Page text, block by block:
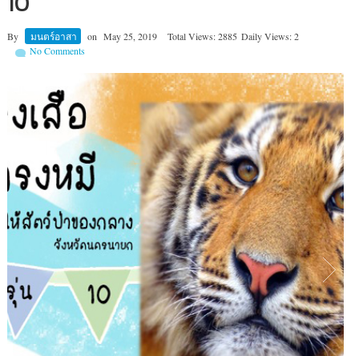
By มนตร์อาสา on May 25, 2019 Total Views: 2885 Daily Views: 2
No Comments